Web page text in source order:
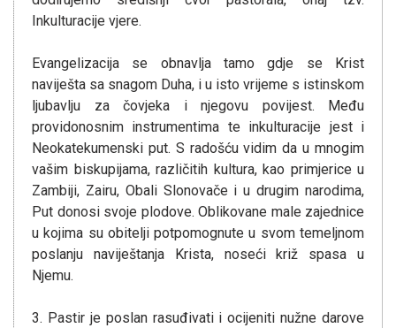
Inkulturacije vjere.
Evangelizacija se obnavlja tamo gdje se Krist
naviješta sa snagom Duha, i u isto vrijeme s istinskom
ljubavlju za čovjeka i njegovu povijest. Među
providonosnim instrumentima te inkulturacije jest i
Neokatekumenski put. S radošću vidim da u mnogim
vašim biskupijama, različitih kultura, kao primjerice u
Zambiji, Zairu, Obali Slonovače i u drugim narodima,
Put donosi svoje plodove. Oblikovane male zajednice
u kojima su obitelji potpomognute u svom temeljnom
poslanju naviještanja Krista, noseći križ spasa u
Njemu.
3. Pastir je poslan rasuđivati i ocijeniti nužne darove